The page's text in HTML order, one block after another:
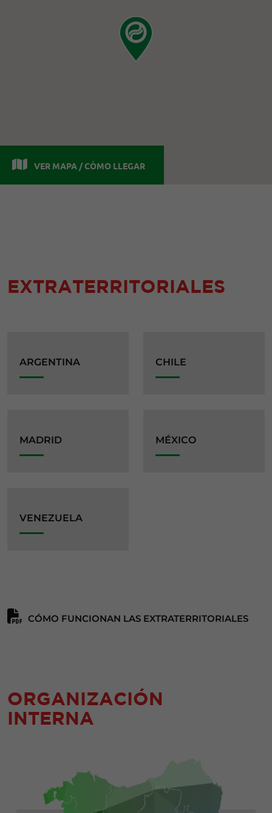
VER MAPA / CÓMO LLEGAR
EXTRATERRITORIALES
ARGENTINA CHILE
MADRID MÉXICO
VENEZUELA
CÓMO FUNCIONAN LAS EXTRATERRITORIALES
ORGANIZACIÓN
INTERNA